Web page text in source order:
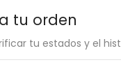
tu orden
tu estados y el